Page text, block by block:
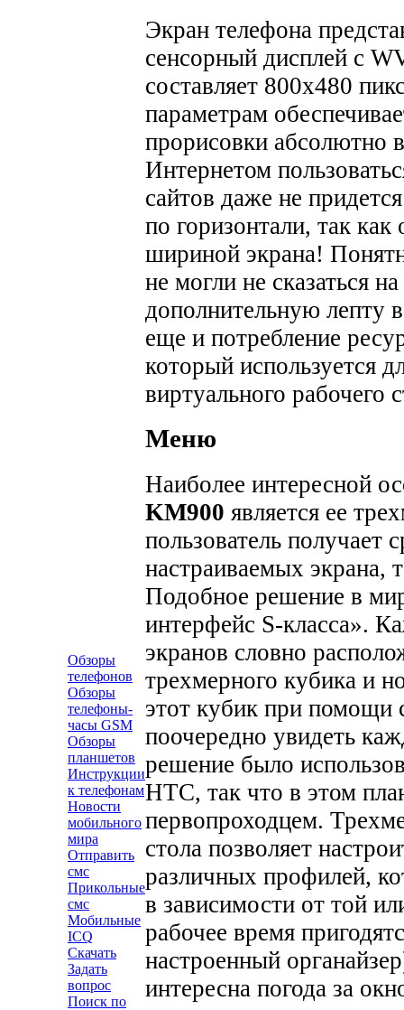
Обзоры
телефонов
Обзоры
телефоны-
часы GSM
Обзоры
планшетов
Инструкции
к телефонам
Новости
мобильного
мира
Отправить
смс
Прикольные
смс
Мобильные
ICQ
Скачать
Задать
вопрос
Поиск по
Экран телефона
сенсорный дисплей с
составляет 800х480
параметрам
прорисовки абсолютно
Интернетом
сайтов даже не
по горизонтали, так
шириной экрана!
не могли не сказаться
дополнительную лепту
еще и потребление
который используется
виртуального рабочего
Меню
Наиболее интересной
KM900 является ее
пользователь получает
настраиваемых экрана,
Подобное решение в
интерфейс S-класса».
экранов словно
трехмерного кубика и
этот кубик при помощи
поочередно увидеть
решение было
HTC, так что в этом
первопроходцем.
стола позволяет
различных профилей,
в зависимости от той
рабочее время
настроенный
интересна погода за